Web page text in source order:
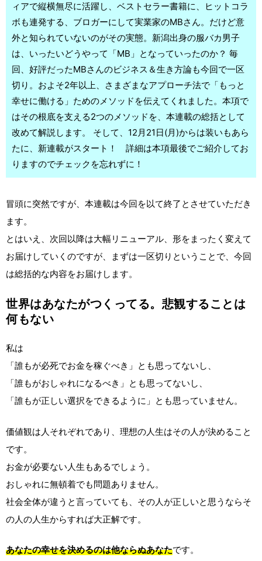
ィアで縦横無尽に活躍し、ベストセラー書籍に、ヒットコラ
ボも連発する、ブロガーにして実業家のMBさん。だけど意
外と知られていないのがその実態。新潟出身の服バカ男子
は、いったいどうやって「MB」となっていったのか？ 毎
回、好評だったMBさんのビジネス＆生き方論も今回で一区
切り。およそ2年以上、さまざまなアプローチ法で「もっと
幸せに働ける」ためのメソッドを伝えてくれました。本項で
はその根底を支える2つのメソッドを、本連載の総括として
改めて解説します。 そして、12月21日(月)からは装いもあら
たに、新連載がスタート！ 詳細は本項最後でご紹介してお
りますのでチェックを忘れずに！
冒頭に突然ですが、本連載は今回を以て終了とさせていただき
ます。
とはいえ、次回以降は大幅リニューアル、形をまったく変えて
お届けしていくのですが、まずは一区切りということで、今回
は総括的な内容をお届けします。
世界はあなたがつくってる。悲観することは
何もない
私は
「誰もが必死でお金を稼ぐべき」とも思ってないし、
「誰もがおしゃれになるべき」とも思ってないし、
「誰もが正しい選択をできるように」とも思っていません。
価値観は人それぞれであり、理想の人生はその人が決めること
です。
お金が必要ない人生もあるでしょう。
おしゃれに無頓着でも問題ありません。
社会全体が違うと言っていても、その人が正しいと思うならそ
の人の人生からすれば大正解です。
あなたの幸せを決めるのは他ならぬあなたです。